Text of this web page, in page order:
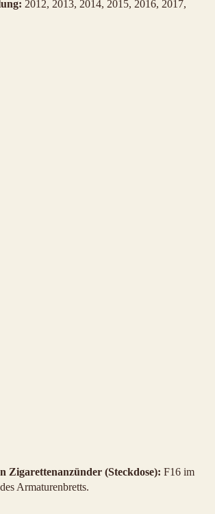
2012, 2013, 2014, 2015, 2016, 2017,
Zigarettenanzünder (Steckdose): F16 im
Armaturenbretts.